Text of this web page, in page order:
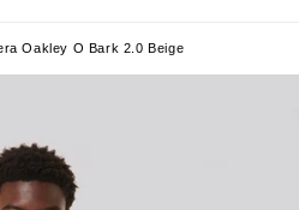
Oakley O Bark 2.0 Beige